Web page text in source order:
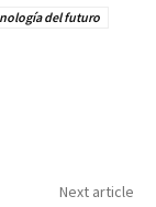
del futuro
Next article